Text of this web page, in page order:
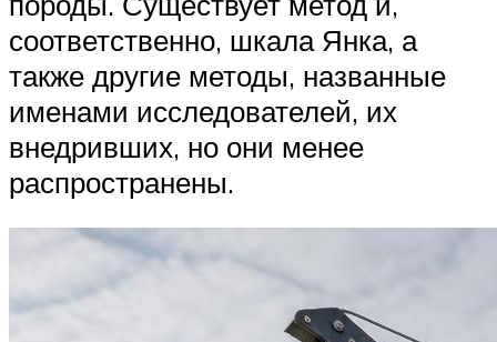
соответственно, шкала Янка, а
также другие методы, названные
именами исследователей, их
внедривших, но они менее
распространены.